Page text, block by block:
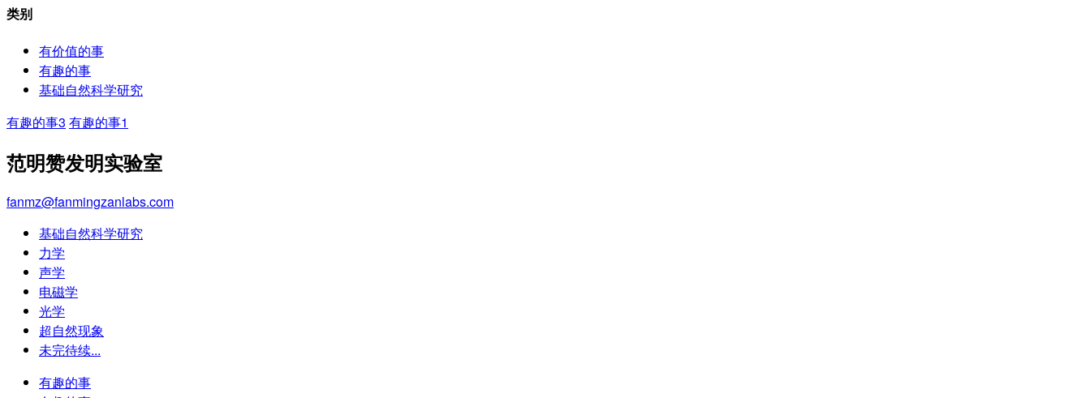
类别
有价值的事
有趣的事
基础自然科学研究
有趣的事3 有趣的事1
范明赞发明实验室
fanmz@fanmingzanlabs.com
基础自然科学研究
力学
声学
电磁学
光学
超自然现象
未完待续...
有趣的事